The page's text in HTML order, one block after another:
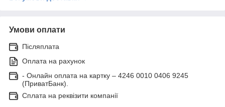
Умови оплати
Післяплата
Оплата на рахунок
- Онлайн оплата на картку – 4246 0010 0406 9245
(ПриватБанк).
Сплата на реквізити компанії